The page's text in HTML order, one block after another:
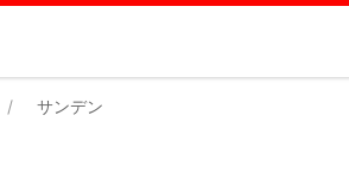
サンデン